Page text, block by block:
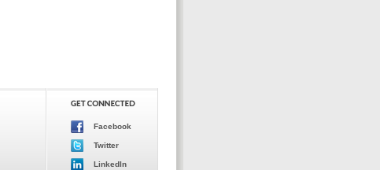
Facebook
Twitter
LinkedIn